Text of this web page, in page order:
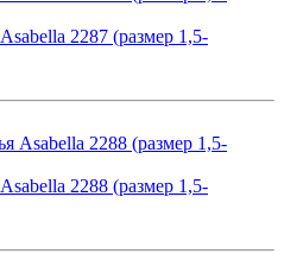
2287 (размер 1,5-
2288 (размер 1,5-